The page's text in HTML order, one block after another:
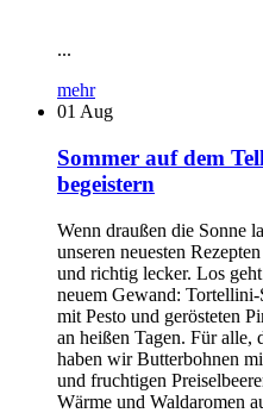
...
mehr
01 Aug
Sommer auf dem
begeistern
Wenn draußen die Sonne
unseren neuesten
und richtig lecker. Los
neuem Gewand:
mit Pesto und gerösteten
an heißen Tagen. Für alle,
haben wir Butterbohnen
und fruchtigen
Wärme und Waldaromen